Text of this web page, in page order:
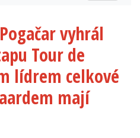
vyhrál
Tour de
lídrem celkové
mají